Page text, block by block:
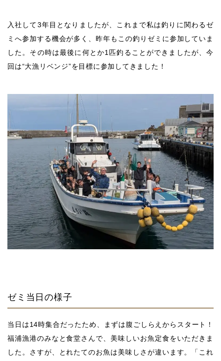
入社して3年目となりましたが、これまで私は釣りに関わるゼ
ミへ参加する機会が多く、昨年もこの釣りゼミに参加していま
した。その時は最後に何とか1匹釣ることができましたが、今
回は“大漁リベンジ”を目標に参加してきました！
ゼミ当日の様子
当日は14時集合だったため、まずは腹ごしらえからスタート！
福浦漁港のみなと食堂さんで、美味しいお魚定食をいただきま
した。さすが、とれたてのお魚は美味しさが違います。「これ